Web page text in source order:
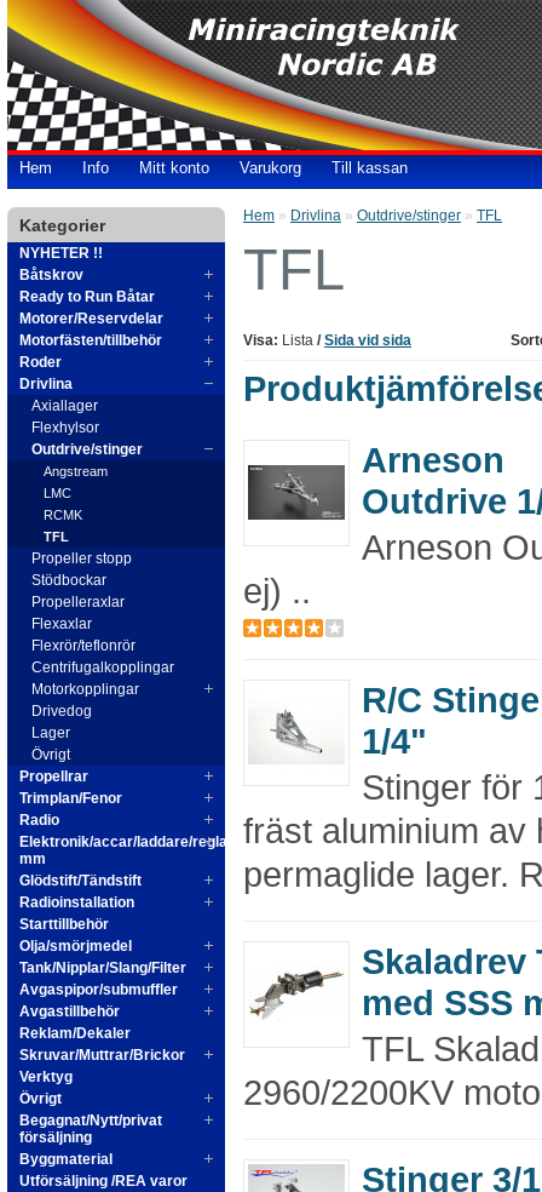
Hem Info Mitt konto Varukorg Till kassan
Kategorier
NYHETER !!
Båtskrov
Ready to Run Båtar
Motorer/Reservdelar
Motorfästen/tillbehör
Roder
Drivlina
Axiallager
Flexhylsor
Outdrive/stinger
Angstream
LMC
RCMK
TFL
Propeller stopp
Stödbockar
Propelleraxlar
Flexaxlar
Flexrör/teflonrör
Centrifugalkopplingar
Motorkopplingar
Drivedog
Lager
Övrigt
Propellrar
Trimplan/Fenor
Radio
Elektronik/accar/laddare/reglage
mm
Glödstift/Tändstift
Radioinstallation
Starttillbehör
Olja/smörjmedel
Tank/Nipplar/Slang/Filter
Avgaspipor/submuffler
Avgastillbehör
Reklam/Dekaler
Skruvar/Muttrar/Brickor
Verktyg
Övrigt
Begagnat/Nytt/privat
försäljning
Byggmaterial
Utförsäljning /REA varor
Hem » Drivlina » Outdrive/stinger » TFL
TFL
Visa: Lista / Sida vid sida
Arneson
Outdrive
Arneson
ej) ..
R/C
1/4"
Stinger för
fräst aluminium av
permaglide lager.
Skaladrev
med SSS
TFL
2960/2200KV
Stinger 3/